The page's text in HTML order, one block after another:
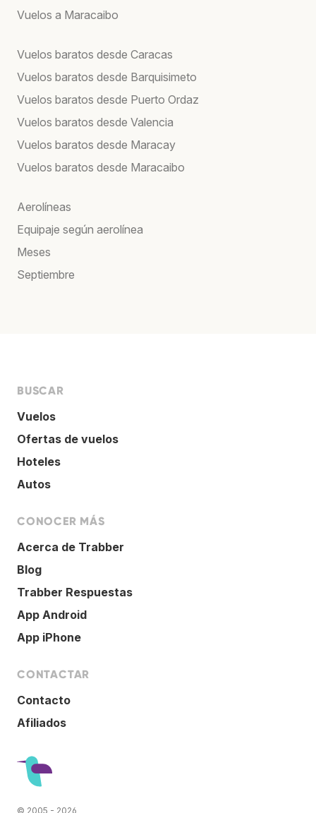
Vuelos a Maracaibo
Vuelos baratos desde Caracas
Vuelos baratos desde Barquisimeto
Vuelos baratos desde Puerto Ordaz
Vuelos baratos desde Valencia
Vuelos baratos desde Maracay
Vuelos baratos desde Maracaibo
Aerolíneas
Equipaje según aerolínea
Meses
Septiembre
BUSCAR
Vuelos
Ofertas de vuelos
Hoteles
Autos
CONOCER MÁS
Acerca de Trabber
Blog
Trabber Respuestas
App Android
App iPhone
CONTACTAR
Contacto
Afiliados
© 2005 - 2026